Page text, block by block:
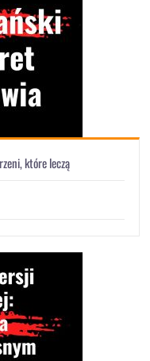
które leczą